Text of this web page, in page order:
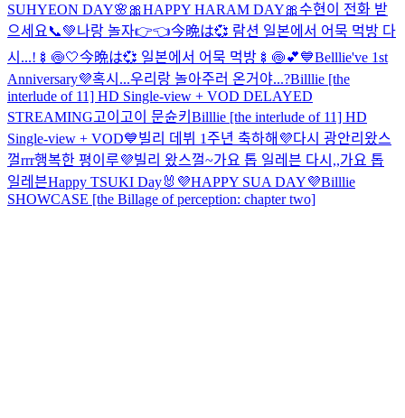
SUHYEON DAY🌸 🎀HAPPY HARAM DAY🎀수현이 전화 받
으세요📞💚나랑 놀자👉👈今晩は💞 람션 일본에서 어묵 먹방 다
시...!🍢🍥🤍今晩は💞 일본에서 어묵 먹방🍢🍥💕💙Belllie've 1st
Anniversary💜혹시...우리랑 놀아주러 온거야...?Billlie [the
interlude of 11] HD Single-view + VOD DELAYED
STREAMING고이고이 문슌키 Billlie [the interlude of 11] HD
Single-view + VOD💙빌리 데뷔 1주년 축하해💜다시 광안리왔스
껄rrr행복한 평이루💜빌리 왔스껄~가요 톱 일레븐 다시,,가요 톱
일레븐Happy TSUKI Day🐰 💜HAPPY SUA DAY💜Billlie
SHOWCASE [the Billage of perception: chapter two]